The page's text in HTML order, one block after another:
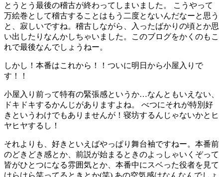
とうとう最後の稽古が終わってしまいました。 こうやって
万絵巻として稽古することはもう二度とないんだなーと思う
と、寂しいですね。稽古しながら、入ったばかりの頃とか思
い出したりなんかしちゃいました。このブログをかくのもこ
れで最後なんでしょうねー。
しかし！本番はこれから！！ついに明日から小屋入りで
す！！
小屋入り前って特有の緊張感というか…なんともいえない、
ドキドキするかんじがありますよね。 べつにそれが特別好
きというわけでもありませんが！寝坊するんじゃないかとヒ
ヤヒヤするし！
それよりも、好きといえばやっぱり舞台袖ですねー。本番前
のどきどき感とか、前説が始まるときのよっしゃいくぞって
皆がひとつになる雰囲気とか、本番中にスベった役者を見て
けらけら笑ってるときとか(笑) あの空気感はなんなんでしょ